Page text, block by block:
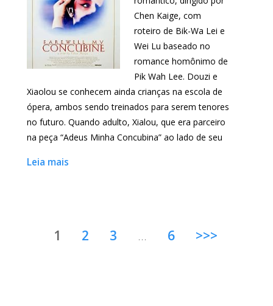
Chen Kaige, com
roteiro de Bik-Wa Lei e
Wei Lu baseado no
romance homônimo de
Pik Wah Lee. Douzi e
Xiaolou se conhecem ainda crianças na escola de
ópera, ambos sendo treinados para serem tenores
no futuro. Quando adulto, Xialou, que era parceiro
na peça “Adeus Minha Concubina” ao lado de seu
Leia mais
1 2 3 … 6 >>>